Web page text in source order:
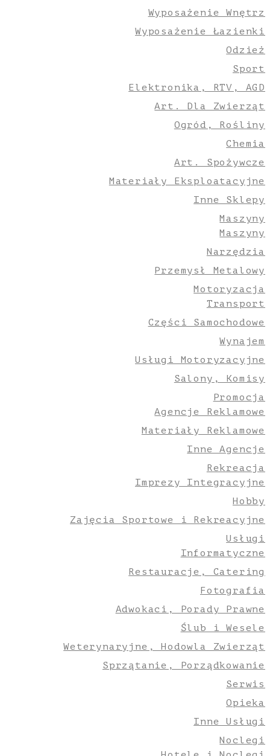
Wyposażenie Wnętrz
Wyposażenie Łazienki
Odzież
Sport
Elektronika, RTV, AGD
Art. Dla Zwierząt
Ogród, Rośliny
Chemia
Art. Spożywcze
Materiały Eksploatacyjne
Inne Sklepy
Maszyny
Maszyny
Narzędzia
Przemysł Metalowy
Motoryzacja
Transport
Części Samochodowe
Wynajem
Usługi Motoryzacyjne
Salony, Komisy
Promocja
Agencje Reklamowe
Materiały Reklamowe
Inne Agencje
Rekreacja
Imprezy Integracyjne
Hobby
Zajęcia Sportowe i Rekreacyjne
Usługi
Informatyczne
Restauracje, Catering
Fotografia
Adwokaci, Porady Prawne
Ślub i Wesele
Weterynaryjne, Hodowla Zwierząt
Sprzątanie, Porządkowanie
Serwis
Opieka
Inne Usługi
Noclegi